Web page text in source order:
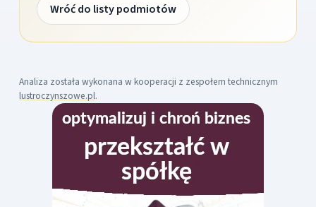
Wróć do listy podmiotów
Analiza została wykonana w kooperacji z zespołem technicznym
lustroczynszowe.pl.